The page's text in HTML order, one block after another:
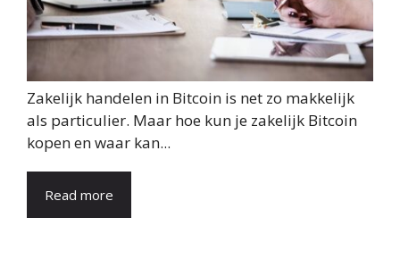
Zakelijk handelen in Bitcoin is net zo makkelijk
als particulier. Maar hoe kun je zakelijk Bitcoin
kopen en waar kan...
Read more